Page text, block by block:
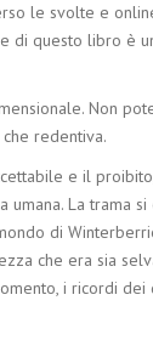
le svolte e
di questo libro
Non
redentiva.
e il
La trama
di
che era sia
i ricordi